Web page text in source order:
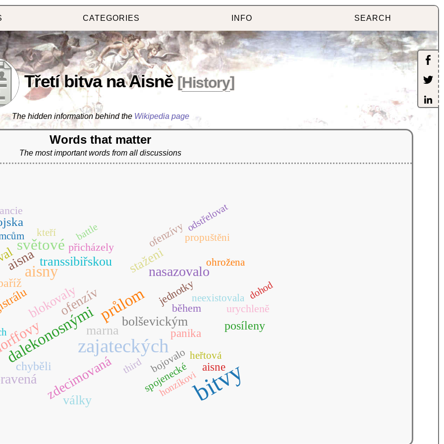
CATEGORIES INFO SEARCH
Třetí bitva na Aisně [History]
The hidden information behind the Wikipedia page
Words that matter
The most important words from all discussions
bitvy
zajateckých
průlom
aisny
dalekonosnými
světové
nasazovalo
aisna
ofenzív
zdecimovaná
blokovaly
bolševickým
marna
staženi
transsibiřskou
války
chyběli
posíleny
aisne
panika
během
jednotky
ofenzívy
přicházely
urychleně
bojovalo heřtová
kteří
neexistovala
ohrožena
propuštěni
spojenecké
battle
dohod
honzíkovi
odstřelovat
third